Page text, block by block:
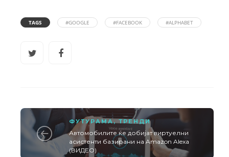
TAGS #GOOGLE #FACEBOOK #ALPHABET
ФУТУРАМА,ТРЕНДИ
Автомобилите ќе добијат виртуелни
асистенти базирани на Amazon Alexa
(ВИДЕО)